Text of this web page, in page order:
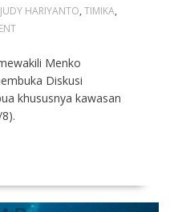
JUDY HARIYANTO, TIMIKA,
Menko
Diskusi
khususnya kawasan